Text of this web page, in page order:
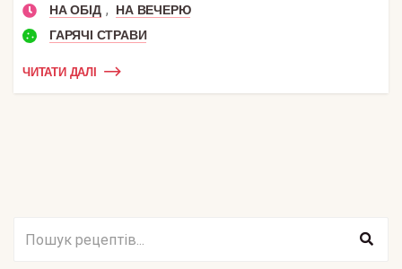
НА ОБІД ,
НА ВЕЧЕРЮ
ГАРЯЧІ СТРАВИ
ЧИТАТИ ДАЛІ